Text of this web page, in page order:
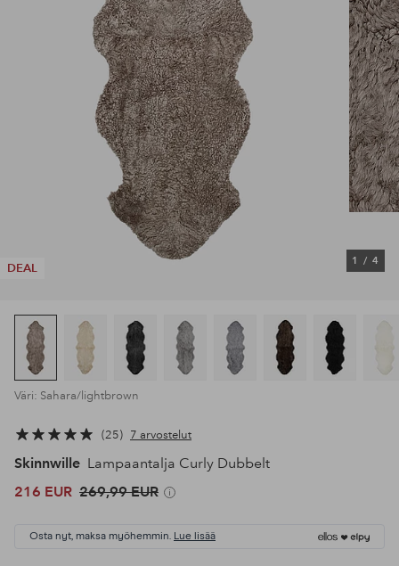
DEAL
1 / 4
Väri: Sahara/lightbrown
25 7 arvostelut
Skinnwille Lampaantalja Curly Dubbelt
216 EUR 269,99 EUR
Osta nyt, maksa myöhemmin. Lue lisää